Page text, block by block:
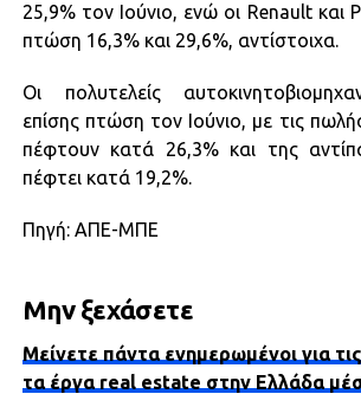
25,9% τον Ιούνιο, ενώ οι Renault και
πτώση 16,3% και 29,6%, αντίστοιχα.
Οι πολυτελείς
επίσης πτώση τον Ιούνιο, με τις
πέφτουν κατά 26,3% και της
πέφτει κατά 19,2%.
Πηγή: ΑΠΕ-ΜΠΕ
Μην ξεχάσετε
Μείνετε πάντα ενημερωμένοι για
τα έργα real estate στην Ελλάδα